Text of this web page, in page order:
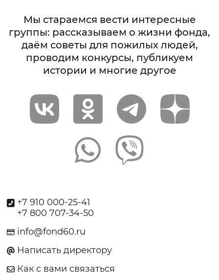
Мы стараемся вести интересные
группы: рассказываем о жизни фонда,
даём советы для пожилых людей,
проводим конкурсы, публикуем
истории и многие другое
+7 910 000-25-41
+7 800 707-34-50
info@fond60.ru
Написать директору
Как с вами связаться